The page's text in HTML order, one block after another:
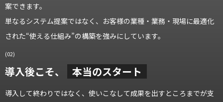
案できます。
単なるシステム提案ではなく、お客様の業種・業務・現場に最適化
された“使える仕組み”の構築を強みにしています。
(02)
導入後こそ、 本当のスタート
導入して終わりではなく、使いこなして成果を出すところまでが支